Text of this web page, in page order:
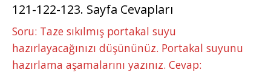
121-122-123. Sayfa Cevapları
Soru: Taze sıkılmış portakal suyu
hazırlayacağınızı düşününüz. Portakal suyunu
hazırlama aşamalarını yazınız. Cevap: